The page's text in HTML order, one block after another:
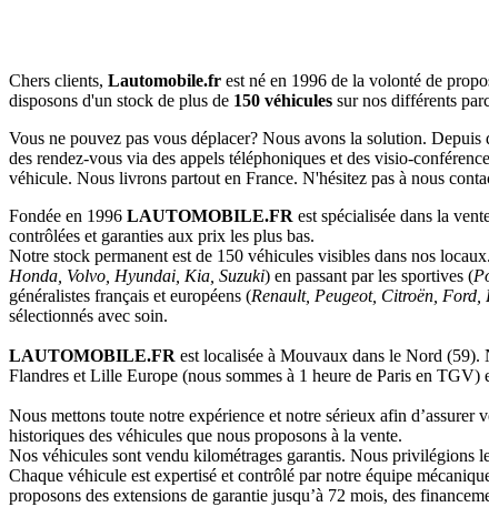
Chers clients, Lautomobile.fr est né en 1996 de la volonté de
disposons d'un stock de plus de 150 véhicules sur nos différents
Vous ne pouvez pas vous déplacer? Nous avons la solution.
des rendez-vous via des appels téléphoniques et des visio-
véhicule. Nous livrons partout en France. N'hésitez pas à nous
Fondée en 1996 LAUTOMOBILE.FR est spécialisée dans la
contrôlées et garanties aux prix les plus bas.
Notre stock permanent est de 150 véhicules visibles dans nos
Honda, Volvo, Hyundai, Kia, Suzuki) en passant par les sportives (
généralistes français et européens (Renault, Peugeot, Citroën,
sélectionnés avec soin.
LAUTOMOBILE.FR est localisée à Mouvaux dans le Nord (59).
Flandres et Lille Europe (nous sommes à 1 heure de Paris en TGV)
Nous mettons toute notre expérience et notre sérieux afin
historiques des véhicules que nous proposons à la vente.
Nos véhicules sont vendu kilométrages garantis. Nous privilégions
Chaque véhicule est expertisé et contrôlé par notre équipe
proposons des extensions de garantie jusqu’à 72 mois, des